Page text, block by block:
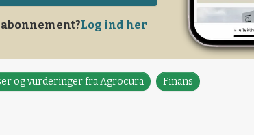
Log ind her
og vurderinger fra Agrocura Finans